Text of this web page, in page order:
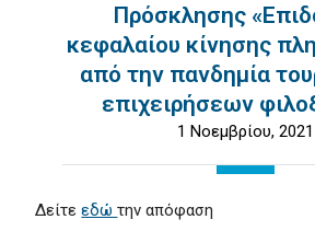
Πρόσκλησης
κεφαλαίου κίνησης
από την πανδημία
επιχειρήσεων
1 Νοεμβρίου, 2021
Δείτεεδώτην απόφαση